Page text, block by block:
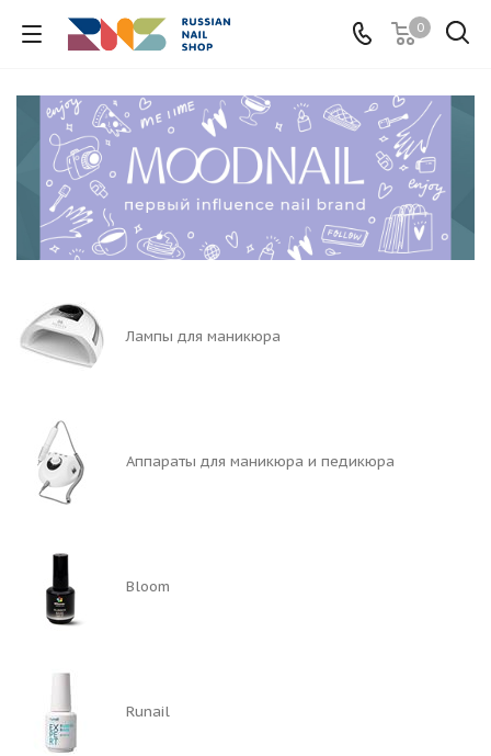
0
Лампы для маникюра
Аппараты для маникюра и педикюра
Bloom
Runail